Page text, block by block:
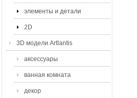
элементы и детали
2D
3D модели Artlantis
аксессуары
ванная комната
декор